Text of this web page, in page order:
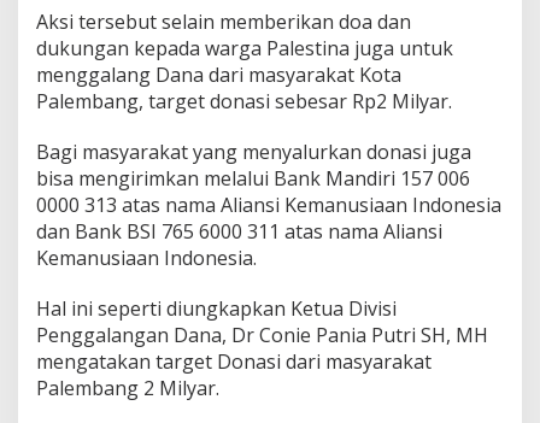
O
r
m
a
s
d
i
S
u
m
s
e
k
a
n
T
u
Aksi tersebut selain memberikan doa dan
dukungan kepada warga Palestina juga untuk
menggalang Dana dari masyarakat Kota
Palembang, target donasi sebesar Rp2 Milyar.
Bagi masyarakat yang menyalurkan donasi juga
bisa mengirimkan melalui Bank Mandiri 157 006
0000 313 atas nama Aliansi Kemanusiaan Indonesia
dan Bank BSI 765 6000 311 atas nama Aliansi
Kemanusiaan Indonesia.
Hal ini seperti diungkapkan Ketua Divisi
Penggalangan Dana, Dr Conie Pania Putri SH, MH
mengatakan target Donasi dari masyarakat
Palembang 2 Milyar.